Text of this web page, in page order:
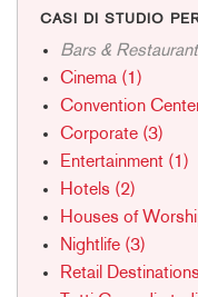
CASI DI STUDIO
Bars &
Cinema (1)
Convention
Corporate (3)
Entertainment (1)
Hotels (2)
Houses of
Nightlife (3)
Retail